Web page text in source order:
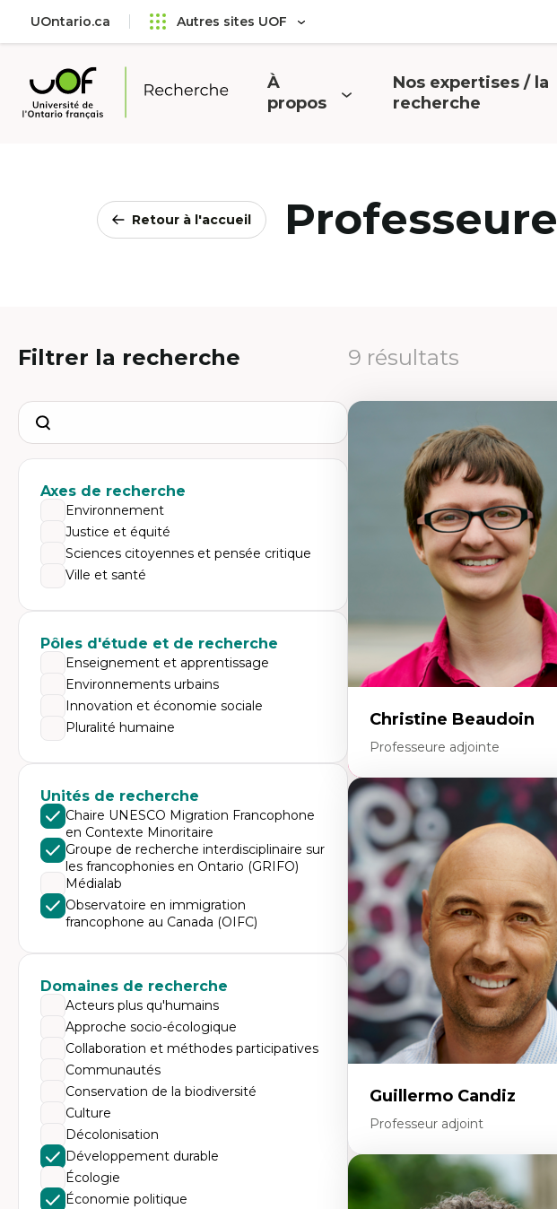
principal
UOntario.ca Autres sites UOF
Université
Ouvrir
À
propos
Ouvrir
Nos expertises / la
recherche
Retour à l'accueil
Filtrer la recherche
Search
Axes de recherche
Environnement
Justice et équité
Sciences citoyennes et pensée critique
Ville et santé
Pôles d'étude et de recherche
Enseignement et apprentissage
Environnements urbains
Innovation et économie sociale
Pluralité humaine
Unités de recherche
Chaire UNESCO Migration Francophone
en Contexte Minoritaire
Groupe de recherche interdisciplinaire sur
les francophonies en Ontario (GRIFO)
Médialab
Observatoire en immigration
francophone au Canada (OIFC)
Domaines de recherche
Acteurs plus qu'humains
Approche socio-écologique
Collaboration et méthodes participatives
Communautés
Conservation de la biodiversité
Culture
Décolonisation
Développement durable
Écologie
Économie politique
9 résultats
Christine Beaudoin
Professeure adjointe
Expertises
Méthodes de recherche
Acteurs plus qu'humains
Approches socio-écologiques
Conservation de la biodiversité
Collaboration et méthodes
Études des sciences
Relations humain-
Transdisciplinarité
Guillermo Candiz
Professeur adjoint